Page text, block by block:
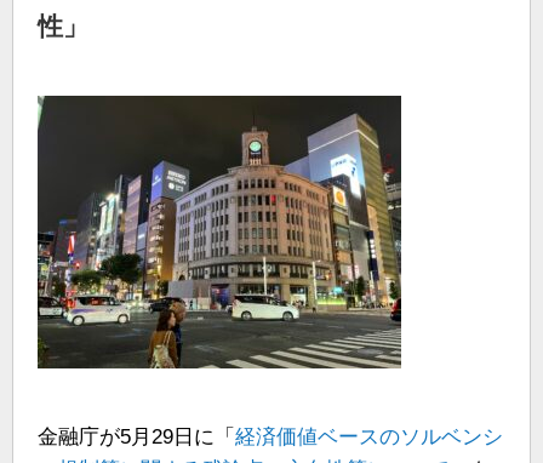
性」
金融庁が5月29日に「 経済価値ベースのソルベンシ